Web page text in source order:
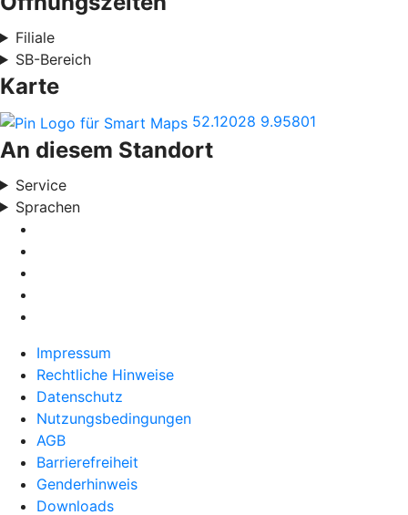
Filiale
SB-Bereich
Karte
52.12028 9.95801
An diesem Standort
Service
Sprachen
Impressum
Rechtliche Hinweise
Datenschutz
Nutzungsbedingungen
AGB
Barrierefreiheit
Genderhinweis
Downloads